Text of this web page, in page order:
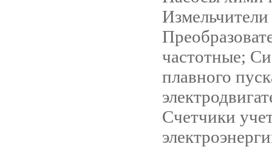
частотные;
плавного
Счетчики